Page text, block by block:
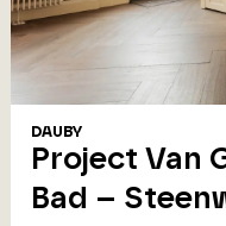
DAUBY
Project Van
Bad –